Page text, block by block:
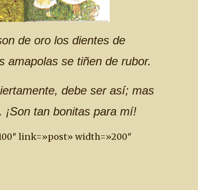
de oro los dientes de
amapolas se tiñen de rubor.
debe ser así; mas
tan bonitas para mí!
link=»post» width=»200″